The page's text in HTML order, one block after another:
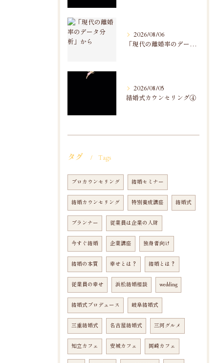
2026/08/06
「現代の離婚率のデータ分析」から
2026/08/05
結婚式カウンセリング④
タグ Tags
プロカウンセリング 結婚セミナー
結婚カウンセリング 特別養成講座 結婚式
プランナー 従業員は企業の人財
今すぐ結婚 企業講座 独身者向け
結婚の本質 幸せとは？ 結婚とは？
従業員の幸せ 浜松結婚相談 wedding
結婚式プロデュース 岐阜結婚式
三重結婚式 名古屋結婚式 三河グルメ
知立カフェ 安城カフェ 岡崎カフェ